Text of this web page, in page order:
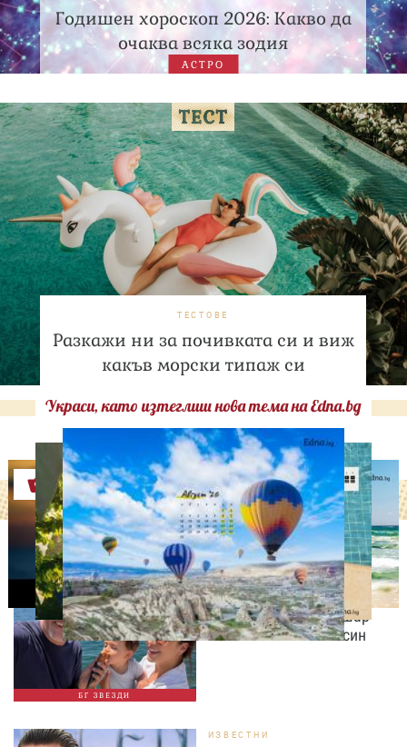
Годишен хороскоп 2026: Какво да
очаква всяка зодия
АСТРО
ТЕСТОВЕ
Разкажи ни за почивката си и виж
какъв морски типаж си
Украси, като изтеглиш нова тема на Edna.bg
Оферти
БГ ЗВЕЗДИ
ИЗВЕСТНИ
Любомира Башева
разтопи мрежата с най-
нежните кадри с Башар
Рахал и малкия им син
ИЗВЕСТНИ